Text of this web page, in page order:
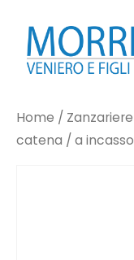
Home / Zanzariere
catena / a incasso